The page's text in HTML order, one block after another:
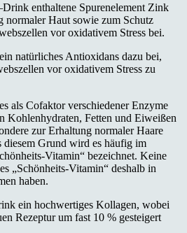
enthaltene Spurenelement Zink
normaler Haut sowie zum Schutz
vor oxidativem Stress bei.
natürliches Antioxidans dazu bei,
vor oxidativem Stress zu
als Cofaktor verschiedener Enzyme
Kohlenhydraten, Fetten und Eiweißen
zur Erhaltung normaler Haare
Grund wird es häufig im
Vitamin“ bezeichnet. Keine
„Schönheits-Vitamin“ deshalb in
haben.
ein hochwertiges Kollagen, wobei
Rezeptur um fast 10 % gesteigert